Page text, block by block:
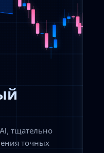
тщательно
точных